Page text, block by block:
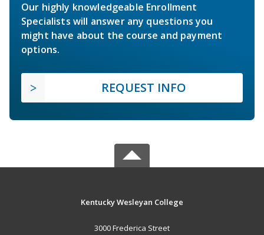
Our highly knowledgeable Enrollment
Specialists will answer any questions you
might have about the course and payment
options.
REQUEST INFO
Kentucky Wesleyan College
3000 Frederica Street